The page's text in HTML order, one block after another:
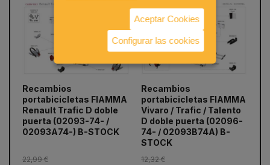
Recambios
portabicicletas FIAMMA
Renault Trafic D doble
puerta (02093-74- /
02093A74-) B-STOCK
22,99 €
Recambios
portabicicletas FIAMMA
Vivaro / Trafic / Talento
D doble puerta (02096-
74- / 02093B74A) B-
STOCK
12,32 €
prev next
Aceptar Cookies
Configurar las cookies